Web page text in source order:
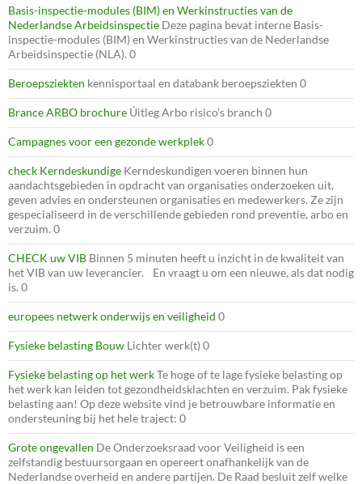
Basis-inspectie-modules (BIM) en Werkinstructies van de
Nederlandse Arbeidsinspectie Deze pagina bevat interne Basis-
inspectie-modules (BIM) en Werkinstructies van de Nederlandse
Arbeidsinspectie (NLA). 0
Beroepsziekten kennisportaal en databank beroepsziekten 0
Brance ARBO brochure Úitleg Arbo risico’s branch 0
Campagnes voor een gezonde werkplek0
check Kerndeskundige Kerndeskundigen voeren binnen hun
aandachtsgebieden in opdracht van organisaties onderzoeken uit,
geven advies en ondersteunen organisaties en medewerkers. Ze zijn
gespecialiseerd in de verschillende gebieden rond preventie, arbo en
verzuim. 0
CHECK uw VIB Binnen 5 minuten heeft u inzicht in de kwaliteit van
het VIB van uw leverancier. En vraagt u om een nieuwe, als dat nodig
is. 0
europees netwerk onderwijs en veiligheid 0
Fysieke belasting Bouw Lichter werk(t) 0
Fysieke belasting op het werkTe hoge of te lage fysieke belasting op
het werk kan leiden tot gezondheidsklachten en verzuim. Pak fysieke
belasting aan! Op deze website vind je betrouwbare informatie en
ondersteuning bij het hele traject: 0
Grote ongevallen De Onderzoeksraad voor Veiligheid is een
zelfstandig bestuursorgaan en opereert onafhankelijk van de
Nederlandse overheid en andere partijen. De Raad besluit zelf welke